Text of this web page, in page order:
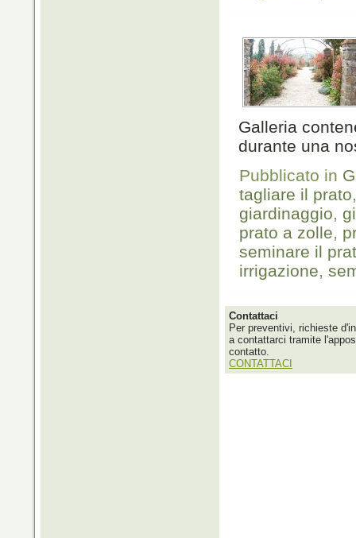
Galleria
durante una
Pubblicato in
tagliare il prato
giardinaggio,
prato a zolle,
seminare il
irrigazione,
Contattaci
Per preventivi, richieste
a contattarci tramite
contatto.
CONTATTACI